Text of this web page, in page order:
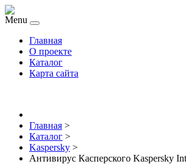
Menu
Главная
О проекте
Каталог
Карта сайта
Главная >
Каталог >
Kaspersky >
Антивирус Касперского Kaspersky